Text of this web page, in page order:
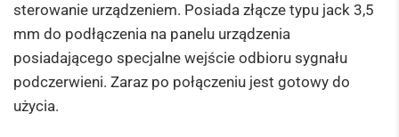
sterowanie urządzeniem. Posiada złącze typu jack 3,5
mm do podłączenia na panelu urządzenia
posiadającego specjalne wejście odbioru sygnału
podczerwieni. Zaraz po połączeniu jest gotowy do
użycia.